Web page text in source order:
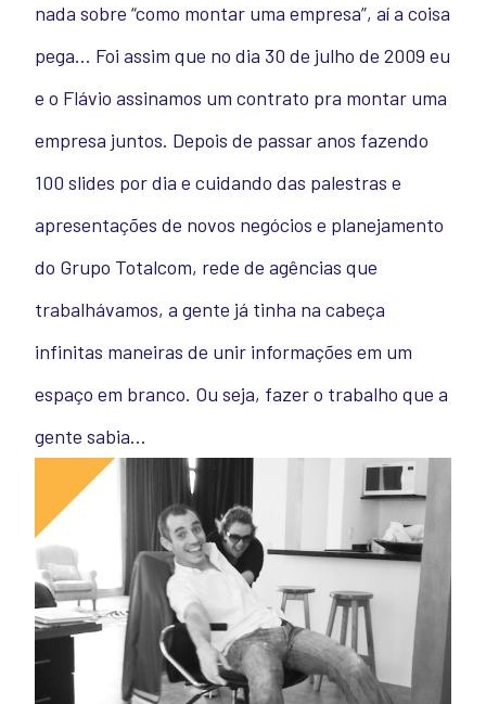
nada sobre “como montar uma empresa”, aí a coisa
pega… Foi assim que no dia 30 de julho de 2009 eu
e o Flávio assinamos um contrato pra montar uma
empresa juntos. Depois de passar anos fazendo
100 slides por dia e cuidando das palestras e
apresentações de novos negócios e planejamento
do Grupo Totalcom, rede de agências que
trabalhávamos, a gente já tinha na cabeça
infinitas maneiras de unir informações em um
espaço em branco. Ou seja, fazer o trabalho que a
gente sabia…